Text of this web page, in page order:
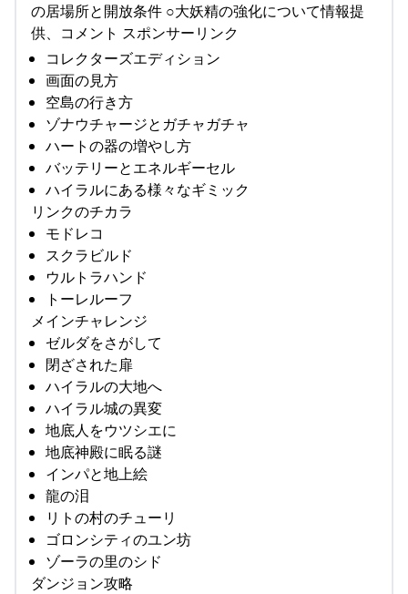
の居場所と開放条件 ○大妖精の強化について情報提
供、コメント スポンサーリンク
コレクターズエディション
画面の見方
空島の行き方
ゾナウチャージとガチャガチャ
ハートの器の増やし方
バッテリーとエネルギーセル
ハイラルにある様々なギミック
リンクのチカラ
モドレコ
スクラビルド
ウルトラハンド
トーレルーフ
メインチャレンジ
ゼルダをさがして
閉ざされた扉
ハイラルの大地へ
ハイラル城の異変
地底人をウツシエに
地底神殿に眠る謎
インパと地上絵
龍の泪
リトの村のチューリ
ゴロンシティのユン坊
ゾーラの里のシド
ダンジョン攻略